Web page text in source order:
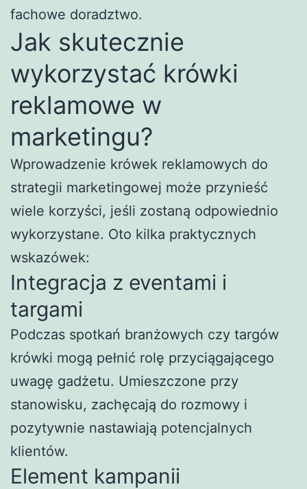
fachowe doradztwo.
Jak skutecznie
wykorzystać krówki
reklamowe w
marketingu?
Wprowadzenie krówek reklamowych do
strategii marketingowej może przynieść
wiele korzyści, jeśli zostaną odpowiednio
wykorzystane. Oto kilka praktycznych
wskazówek:
Integracja z eventami i
targami
Podczas spotkań branżowych czy targów
krówki mogą pełnić rolę przyciągającego
uwagę gadżetu. Umieszczone przy
stanowisku, zachęcają do rozmowy i
pozytywnie nastawiają potencjalnych
klientów.
Element kampanii